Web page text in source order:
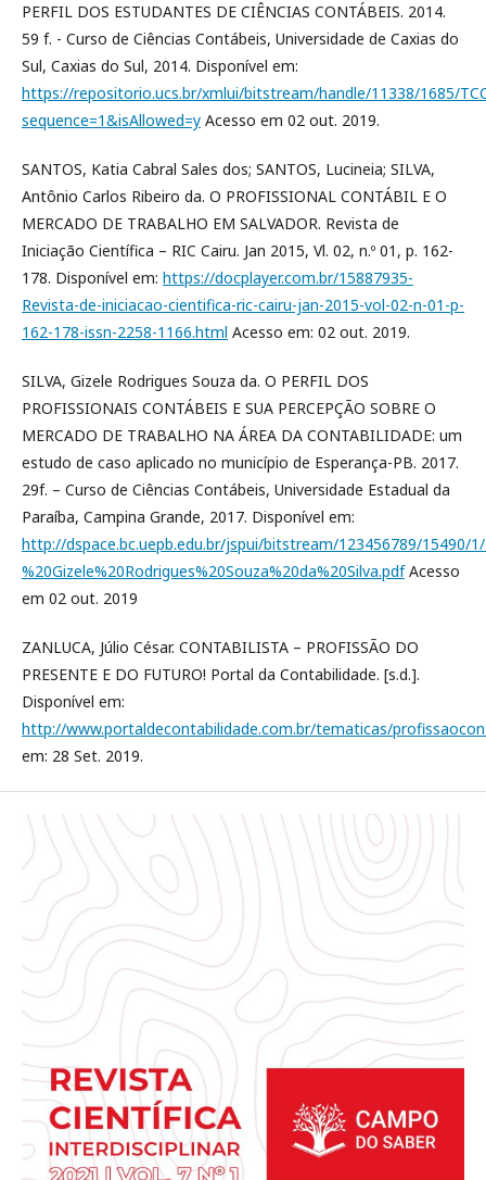
PERFIL DOS ESTUDANTES DE CIÊNCIAS CONTÁBEIS. 2014.
59 f. - Curso de Ciências Contábeis, Universidade de Caxias do
Sul, Caxias do Sul, 2014. Disponível em:
https://repositorio.ucs.br/xmlui/bitstream/handle/11338/1685/
sequence=1&isAllowed=y Acesso em 02 out. 2019.
SANTOS, Katia Cabral Sales dos; SANTOS, Lucineia; SILVA,
Antônio Carlos Ribeiro da. O PROFISSIONAL CONTÁBIL E O
MERCADO DE TRABALHO EM SALVADOR. Revista de
Iniciação Científica – RIC Cairu. Jan 2015, Vl. 02, n.º 01, p. 162-
178. Disponível em: https://docplayer.com.br/15887935-
Revista-de-iniciacao-cientifica-ric-cairu-jan-2015-vol-02-n-01-p-
162-178-issn-2258-1166.html Acesso em: 02 out. 2019.
SILVA, Gizele Rodrigues Souza da. O PERFIL DOS
PROFISSIONAIS CONTÁBEIS E SUA PERCEPÇÃO SOBRE O
MERCADO DE TRABALHO NA ÁREA DA CONTABILIDADE: um
estudo de caso aplicado no município de Esperança-PB. 2017.
29f. – Curso de Ciências Contábeis, Universidade Estadual da
Paraíba, Campina Grande, 2017. Disponível em:
http://dspace.bc.uepb.edu.br/jspui/bitstream/123456789/15490/
%20Gizele%20Rodrigues%20Souza%20da%20Silva.pdfAcesso
em 02 out. 2019
ZANLUCA, Júlio César. CONTABILISTA – PROFISSÃO DO
PRESENTE E DO FUTURO! Portal da Contabilidade. [s.d.].
Disponível em:
http://www.portaldecontabilidade.com.br/tematicas/
em: 28 Set. 2019.